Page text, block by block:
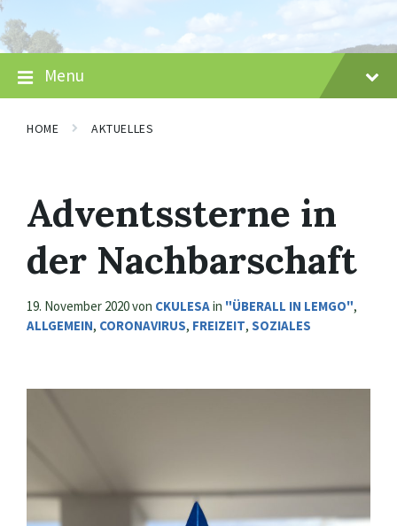
Skip
to
content
Skip
to
main
navigation
Skip
to
footer
Menu
HOME AKTUELLES
Adventssterne in
der Nachbarschaft
19. November 2020von CKULESAin "ÜBERALL IN LEMGO",
ALLGEMEIN, CORONAVIRUS, FREIZEIT, SOZIALES